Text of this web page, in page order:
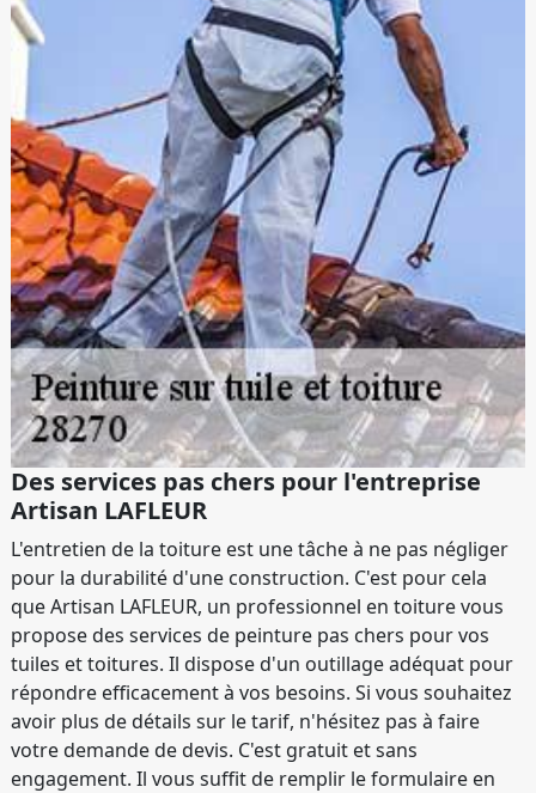
Des services pas chers pour l'entreprise
Artisan LAFLEUR
L'entretien de la toiture est une tâche à ne pas négliger
pour la durabilité d'une construction. C'est pour cela
que Artisan LAFLEUR, un professionnel en toiture vous
propose des services de peinture pas chers pour vos
tuiles et toitures. Il dispose d'un outillage adéquat pour
répondre efficacement à vos besoins. Si vous souhaitez
avoir plus de détails sur le tarif, n'hésitez pas à faire
votre demande de devis. C'est gratuit et sans
engagement. Il vous suffit de remplir le formulaire en